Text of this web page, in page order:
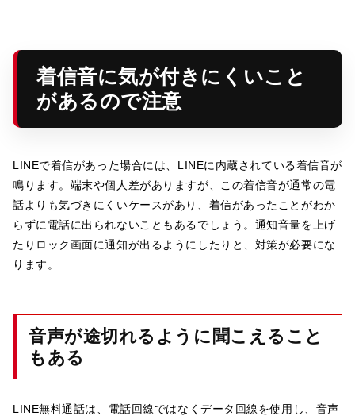
着信音に気が付きにくいこと
があるので注意
LINEで着信があった場合には、LINEに内蔵されている着信音が
鳴ります。端末や個人差がありますが、この着信音が通常の電
話よりも気づきにくいケースがあり、着信があったことがわか
らずに電話に出られないこともあるでしょう。通知音量を上げ
たりロック画面に通知が出るようにしたりと、対策が必要にな
ります。
音声が途切れるように聞こえること
もある
LINE無料通話は、電話回線ではなくデータ回線を使用し、音声